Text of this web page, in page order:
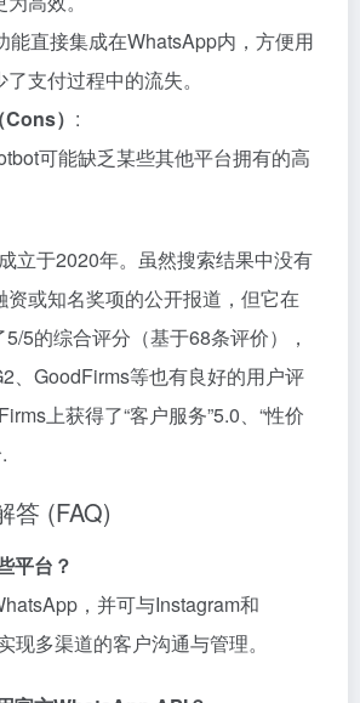
能直接集成在WhatsApp内，方便用
支付过程中的流失。
） :
可能缺乏某些其他平台拥有的高
立于2020年。虽然搜索结果中没有
或知名奖项的公开报道，但它在
5的综合评分（基于68条评价），
、GoodFirms等也有良好的用户评
上获得了“客户服务”5.0、“性价
答 (FAQ)
平台？
，并可与Instagram和
现多渠道的客户沟通与管理。